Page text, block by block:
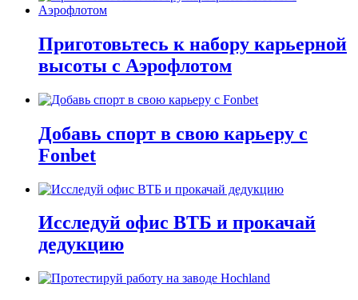
Приготовьтесь к набору карьерной
высоты с Аэрофлотом
Добавь спорт в свою карьеру с
Fonbet
Исследуй офис ВТБ и прокачай
дедукцию